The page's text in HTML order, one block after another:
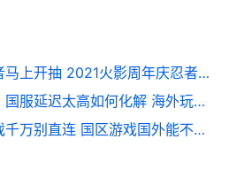
火影周年庆忍者马上开抽 2021火影周年庆忍者选哪个
海外玩《异环》国服延迟太高如何化解 海外玩《异环》的人多吗
海外玩国服游戏千万别直连 国区游戏国外能不能玩